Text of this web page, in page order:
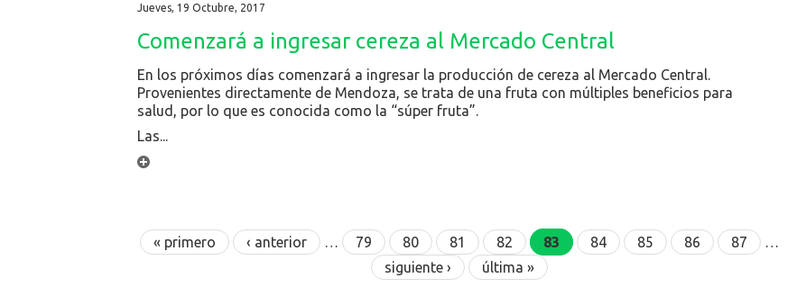
Jueves, 19 Octubre, 2017
Comenzará a ingresar cereza al Mercado Central
En los próximos días comenzará a ingresar la producción de cereza al Mercado Central.
Provenientes directamente de Mendoza, se trata de una fruta con múltiples beneficios para
salud, por lo que es conocida como la “súper fruta”.
Las...
« primero ‹ anterior 79 80 81 82 83 84 85 86 87
siguiente ›
última »